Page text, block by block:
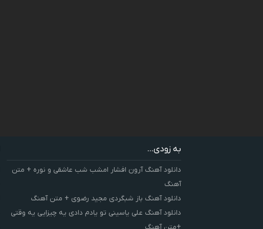
به زودی...
دانلود آهنگ آرون افشار امشب شب عاشقی و نوره + متن
آهنگ
دانلود آهنگ باز شبگردی مجید رضوی + متن آهنگ
دانلود آهنگ علی یاسینی تو یادم دادی یه چیزایی یه وقتی